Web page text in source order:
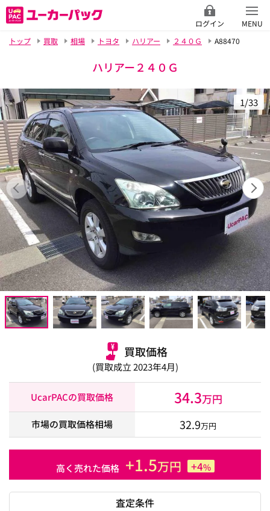
ログイン
MENU
トップ
買取 相場 トヨタ ハリアー ２４０Ｇ A88470
ハリアー２４０Ｇ
1/33
買取価格
(買取成立 2023年4月)
UcarPACの買取価格 34.3万円
市場の買取価格相場 32.9万円
高く売れた価格 +1.5万円 +4%
査定条件